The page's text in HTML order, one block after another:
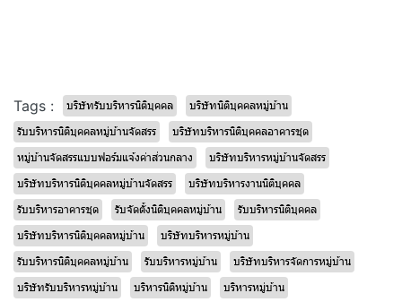
Tags : บริษัทรับบริหารนิติบุคคล
บริษัทนิติบุคคลหมู่บ้าน
รับบริหารนิติบุคคลหมู่บ้านจัดสรร
บริษัทบริหารนิติบุคคลอาคารชุด
หมู่บ้านจัดสรรแบบฟอร์มแจ้งค่าส่วนกลาง
บริษัทบริหารหมู่บ้านจัดสรร
บริษัทบริหารนิติบุคคลหมู่บ้านจัดสรร
บริษัทบริหารงานนิติบุคคล
รับบริหารอาคารชุด
รับจัดตั้งนิติบุคคลหมู่บ้าน
รับบริหารนิติบุคคล
บริษัทบริหารนิติบุคคลหมู่บ้าน
บริษัทบริหารหมู่บ้าน
รับบริหารนิติบุคคลหมู่บ้าน
รับบริหารหมู่บ้าน
บริษัทบริหารจัดการหมู่บ้าน
บริษัทรับบริหารหมู่บ้าน
บริหารนิติหมู่บ้าน บริหารหมู่บ้าน